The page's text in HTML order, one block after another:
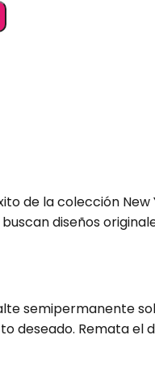
de la colección
diseños
semipermanente
deseado. Remata el